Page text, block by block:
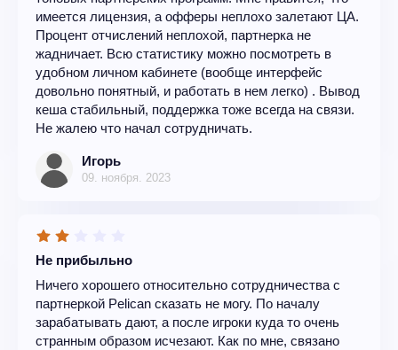
имеется лицензия, а офферы неплохо залетают ЦА.
Процент отчислений неплохой, партнерка не
жадничает. Всю статистику можно посмотреть в
удобном личном кабинете (вообще интерфейс
довольно понятный, и работать в нем легко) . Вывод
кеша стабильный, поддержка тоже всегда на связи.
Не жалею что начал сотрудничать.
Игорь
09. ноября. 2023
Не прибыльно
Ничего хорошего относительно сотрудничества с
партнеркой Pelican сказать не могу. По началу
зарабатывать дают, а после игроки куда то очень
странным образом исчезают. Как по мне, связано